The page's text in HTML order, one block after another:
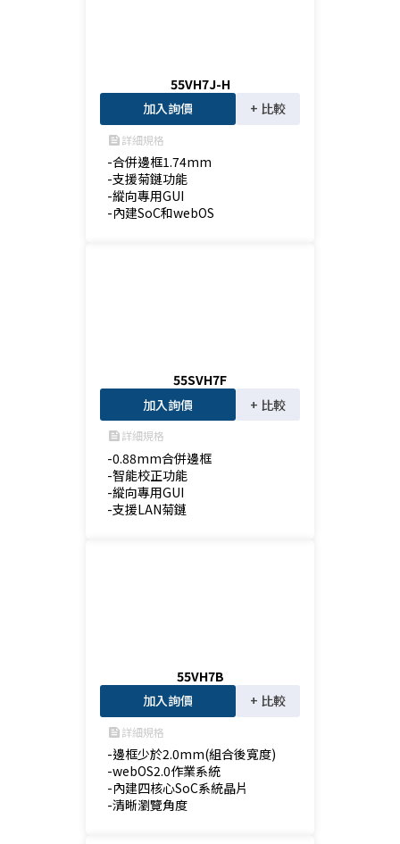
55VH7J-H
加入詢價
+ 比較
feed詳細規格
-合併邊框1.74mm
-支援菊鏈功能
-縱向專用GUI
-內建SoC和webOS
55SVH7F
加入詢價
+ 比較
feed詳細規格
-0.88mm合併邊框
-智能校正功能
-縱向專用GUI
-支援LAN菊鏈
55VH7B
加入詢價
+ 比較
feed詳細規格
-邊框少於2.0mm(組合後寬度)
-webOS2.0作業系統
-內建四核心SoC系統晶片
-清晰瀏覽角度